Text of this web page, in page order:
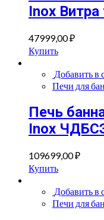
Inox Витра
47999,00₽
Купить
Добавить в
Печи для
Печь
Inox
109699,00₽
Купить
Добавить в
Печи для